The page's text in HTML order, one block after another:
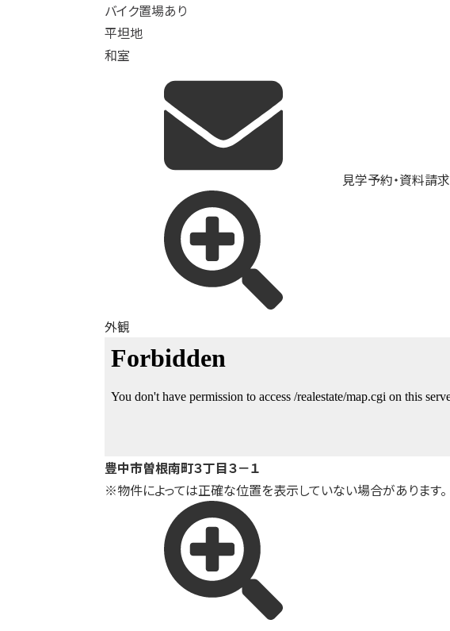
バイク置場あり
平坦地
和室
見学予約・資料請求
外観
豊中市曽根南町３丁目３－１
※物件によっては正確な位置を表示していない場合があります。